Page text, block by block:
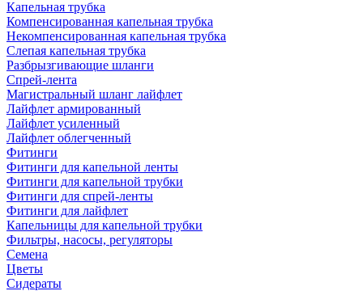
Капельная трубка
Компенсированная капельная трубка
Некомпенсированная капельная трубка
Слепая капельная трубка
Разбрызгивающие шланги
Спрей-лента
Магистральный шланг лайфлет
Лайфлет армированный
Лайфлет усиленный
Лайфлет облегченный
Фитинги
Фитинги для капельной ленты
Фитинги для капельной трубки
Фитинги для спрей-ленты
Фитинги для лайфлет
Капельницы для капельной трубки
Фильтры, насосы, регуляторы
Семена
Цветы
Сидераты